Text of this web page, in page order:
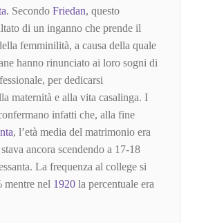
. Secondo Friedan, questo
di un inganno che prende il
femminilità, a causa della quale
hanno rinunciato ai loro sogni di
per dedicarsi
maternità e alla vita casalinga. I
infatti che, alla fine
, l’età media del matrimonio era
ancora scendendo a 17-18
La frequenza al college si
mentre nel 1920 la percentuale era